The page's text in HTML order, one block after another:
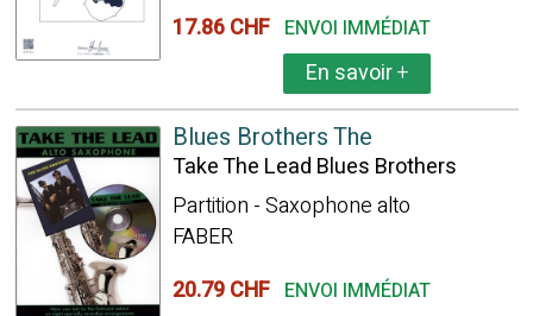
17.86 CHF ENVOI IMMÉDIAT
En savoir+
Blues Brothers The
Take The Lead Blues Brothers
Partition - Saxophone alto
FABER
20.79 CHF ENVOI IMMÉDIAT